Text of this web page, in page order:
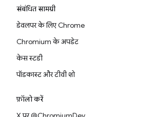
संबंधित सामग्री
डेवलपर के लिए Chrome
Chromium के अपडेट
केस स्टडी
पॉडकास्ट और टीवी शो
फ़ॉलो करें